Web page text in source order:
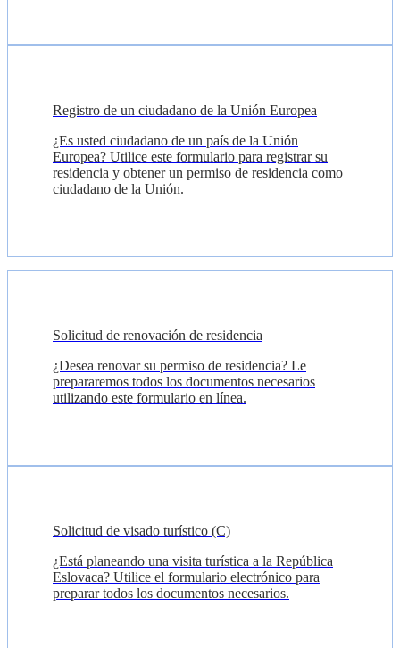
Registro de un ciudadano de la Unión Europea
¿Es usted ciudadano de un país de la Unión
Europea? Utilice este formulario para registrar su
residencia y obtener un permiso de residencia como
ciudadano de la Unión.
Solicitud de renovación de residencia
¿Desea renovar su permiso de residencia? Le
prepararemos todos los documentos necesarios
utilizando este formulario en línea.
Solicitud de visado turístico (C)
¿Está planeando una visita turística a la República
Eslovaca? Utilice el formulario electrónico para
preparar todos los documentos necesarios.